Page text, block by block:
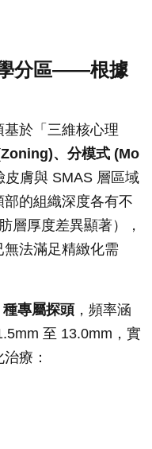
分區——根據
於「三維核心理
、分模式 (Mo
皮膚與 SMAS 層區域
的組織深度各有不
層厚度差異顯著），
無法滿足精緻化需
種專屬探頭，頻率涵
至 13.0mm，實
療：